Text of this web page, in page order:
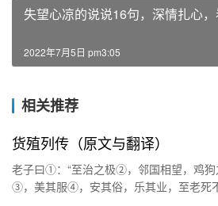
失望心凉的说说16句，深情扎心
2022年7月5日 pm3:05
相关推荐
货殖列传（原文与翻译）
老子曰①：“至治之极②，邻国相望，鸡
③，美其服④，安其俗，乐其业，至老死